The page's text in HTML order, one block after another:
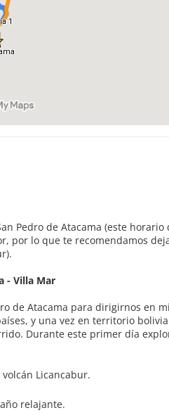
Pedro de Atacama (este
por lo que te recomendamos
- Villa Mar
de Atacama para dirigirnos en
y una vez en territorio
Durante este primer día
Licancabur.
relajante.